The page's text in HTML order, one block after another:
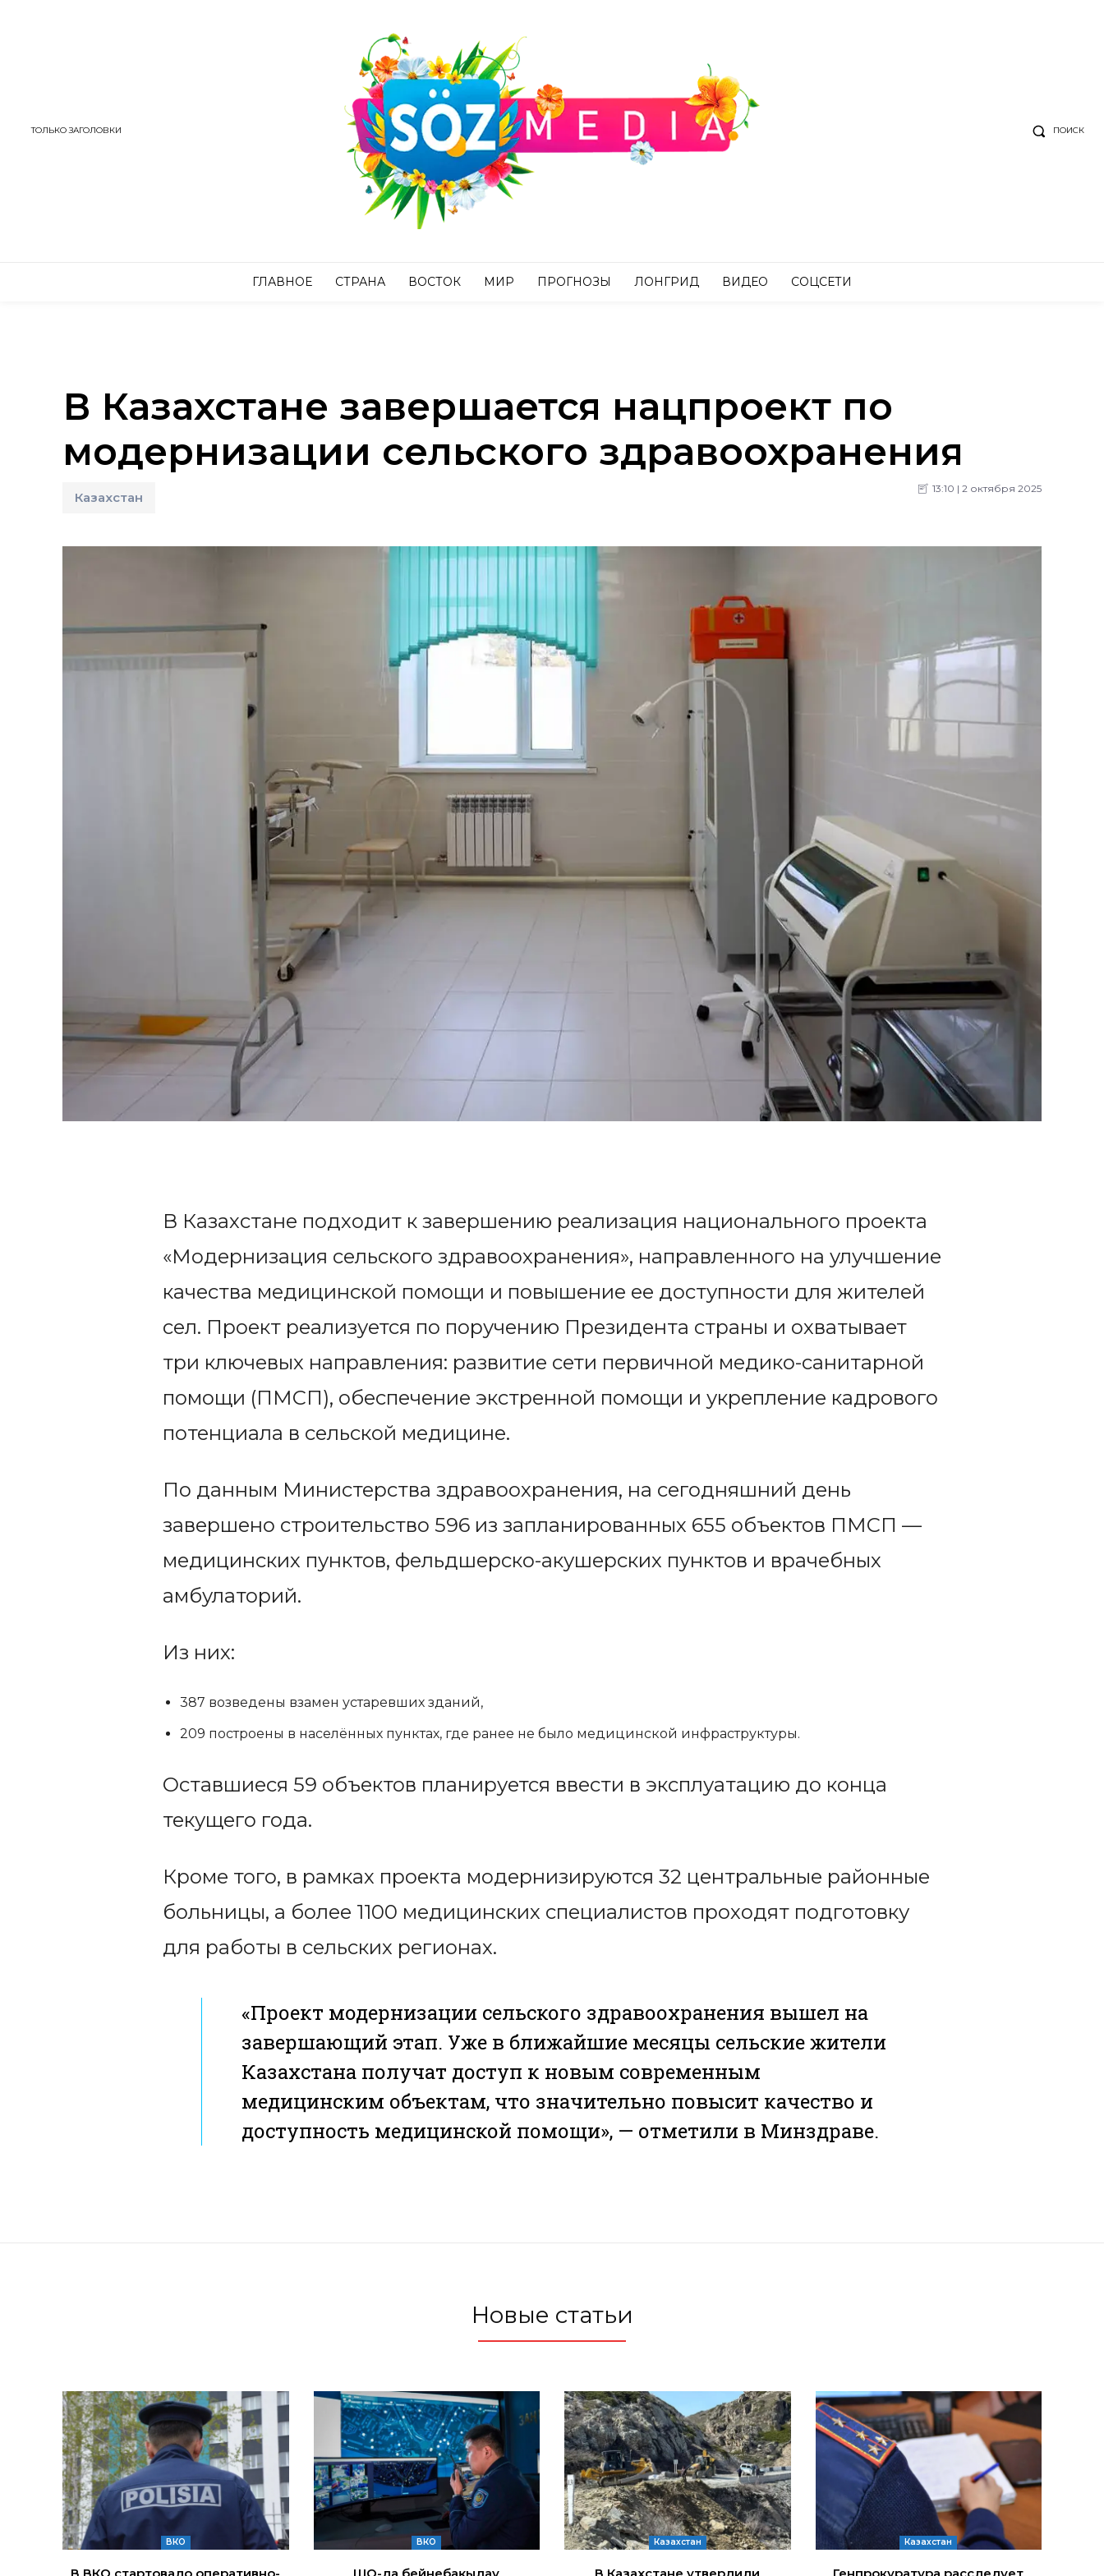
ТОЛЬКО ЗАГОЛОВКИ ПОИСК
ГЛАВНОЕ СТРАНА ВОСТОК МИР ПРОГНОЗЫ ЛОНГРИД ВИДЕО СОЦСЕТИ
В Казахстане завершается нацпроект по
модернизации сельского здравоохранения
Казахстан
13:10 | 2 октября 2025
В Казахстане подходит к завершению реализация национального проекта
«Модернизация сельского здравоохранения», направленного на улучшение
качества медицинской помощи и повышение ее доступности для жителей
сел. Проект реализуется по поручению Президента страны и охватывает
три ключевых направления: развитие сети первичной медико-санитарной
помощи (ПМСП), обеспечение экстренной помощи и укрепление кадрового
потенциала в сельской медицине.
По данным Министерства здравоохранения, на сегодняшний день
завершено строительство 596 из запланированных 655 объектов ПМСП —
медицинских пунктов, фельдшерско-акушерских пунктов и врачебных
амбулаторий.
Из них:
387 возведены взамен устаревших зданий,
209 построены в населённых пунктах, где ранее не было медицинской инфраструктуры.
Оставшиеся 59 объектов планируется ввести в эксплуатацию до конца
текущего года.
Кроме того, в рамках проекта модернизируются 32 центральные районные
больницы, а более 1100 медицинских специалистов проходят подготовку
для работы в сельских регионах.
«Проект модернизации сельского здравоохранения вышел на
завершающий этап. Уже в ближайшие месяцы сельские жители
Казахстана получат доступ к новым современным
медицинским объектам, что значительно повысит качество и
доступность медицинской помощи», — отметили в Минздраве.
Новые статьи
ВКО
В ВКО стартовало оперативно-
ВКО
ШҚО-да бейнебақылау
Казахстан
В Казахстане утвердили
Казахстан
Генпрокуратура расследует